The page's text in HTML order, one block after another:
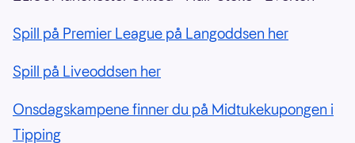
Spill på Premier League på Langoddsen her
Spill på Liveoddsen her
Onsdagskampene finner du på Midtukekupongen i
Tipping